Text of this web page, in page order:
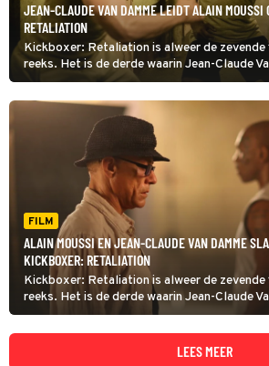
JEAN-CLAUDE VAN DAMME LEIDT ALAIN MOUSSI
RETALIATION
Kickboxer: Retaliation is alweer de
reeks. Het is de derde waarin Jean-Claude
heeft.
FILM
ALAIN MOUSSI EN JEAN-CLAUDE VAN DAMME
KICKBOXER: RETALIATION
Kickboxer: Retaliation is alweer de
reeks. Het is de derde waarin Jean-Claude
heeft.
LEES MEER